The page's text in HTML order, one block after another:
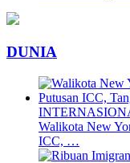
DUNIA
Walikota New
ICC, …